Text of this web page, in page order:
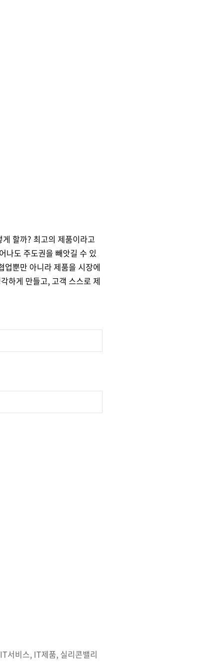
게 할까? 최고의 제품이라고
나도 주도권을 빼앗길 수 있
업뿐만 아니라 제품을 시장에
하게 만들고, 고객 스스로 제
서비스, IT제품, 실리콘밸리